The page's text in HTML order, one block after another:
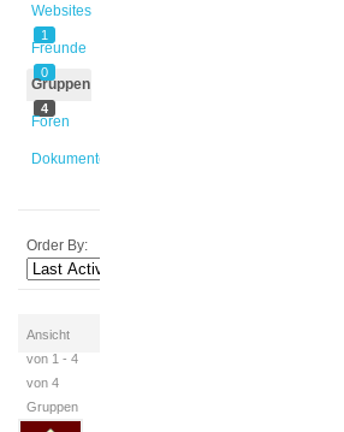
Websites
1
Freunde
0
Gruppen
4
Foren
Dokumente
Order By:
Ansicht
von 1 - 4
von 4
Gruppen